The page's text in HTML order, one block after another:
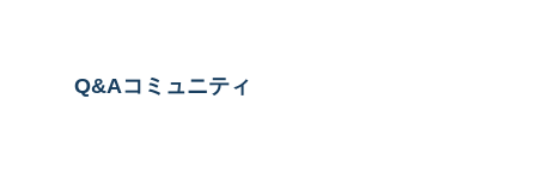
Q&Aコミュニティ